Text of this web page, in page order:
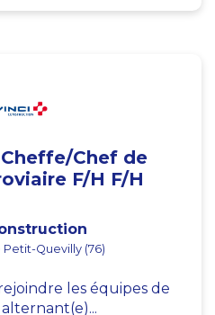
Chef de
F/H F/H
Petit-Quevilly (76)
les équipes de